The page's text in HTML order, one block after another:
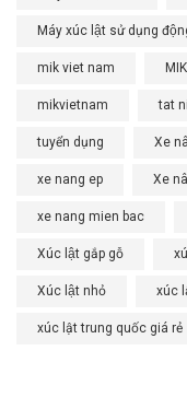
Máy xúc lật sử dụng
mik viet nam
mikvietnam tat
tuyển dụng Xe
xe nang ep Xe
xe nang mien bac
Xúc lật gắp gỗ
Xúc lật nhỏ xúc
xúc lật trung quốc giá rẻ